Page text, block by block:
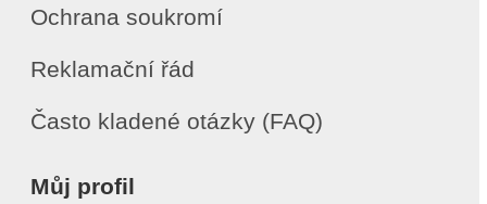
Ochrana soukromí
Reklamační řád
Často kladené otázky (FAQ)
Můj profil